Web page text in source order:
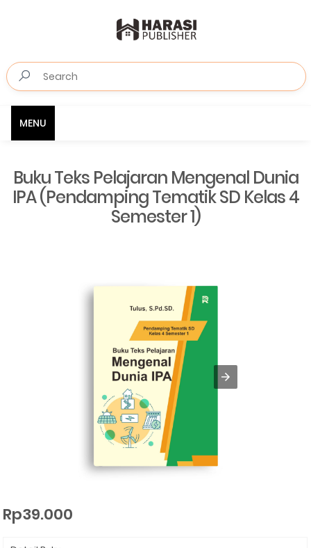
MENU
Buku Teks Pelajaran Mengenal Dunia
IPA (Pendamping Tematik SD Kelas 4
Semester 1)⁣
Rp39.000